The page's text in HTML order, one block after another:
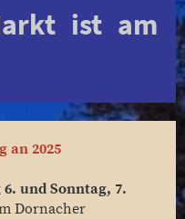
ist am
an 2025
6. und Sonntag, 7.
Dornacher